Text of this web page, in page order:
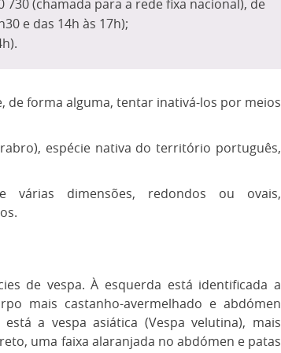
730 (chamada para a rede fixa nacional), de
e das 14h às 17h);
de forma alguma, tentar inativá-los por meios
espécie nativa do território português,
dimensões, redondos ou ovais,
de vespa. À esquerda está identificada a
mais castanho-avermelhado e abdómen
a vespa asiática (Vespa velutina), mais
uma faixa alaranjada no abdómen e patas